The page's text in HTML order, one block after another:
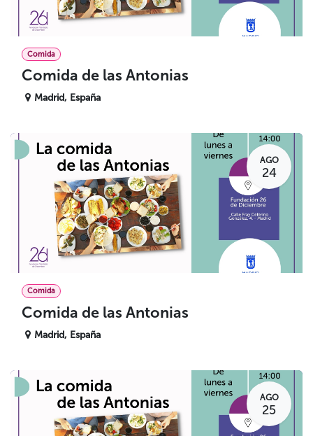
Comida
Comida de las Antonias
Madrid, España
AGO
24
Comida
Comida de las Antonias
Madrid, España
AGO
25